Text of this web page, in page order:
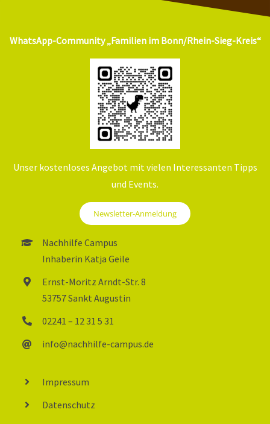
WhatsApp-Community „Familien im Bonn/Rhein-Sieg-Kreis“
Unser kostenloses Angebot mit vielen Interessanten Tipps
und Events.
Newsletter-Anmeldung
Nachhilfe Campus
Inhaberin Katja Geile
Ernst-Moritz Arndt-Str. 8
53757 Sankt Augustin
02241 – 12 31 5 31
info@nachhilfe-campus.de
Impressum
Datenschutz